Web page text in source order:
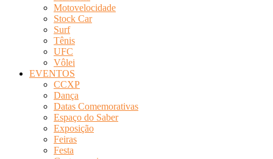
Motovelocidade
Stock Car
Surf
Tênis
UFC
Vôlei
EVENTOS
CCXP
Dança
Datas Comemorativas
Espaço do Saber
Exposição
Feiras
Festa